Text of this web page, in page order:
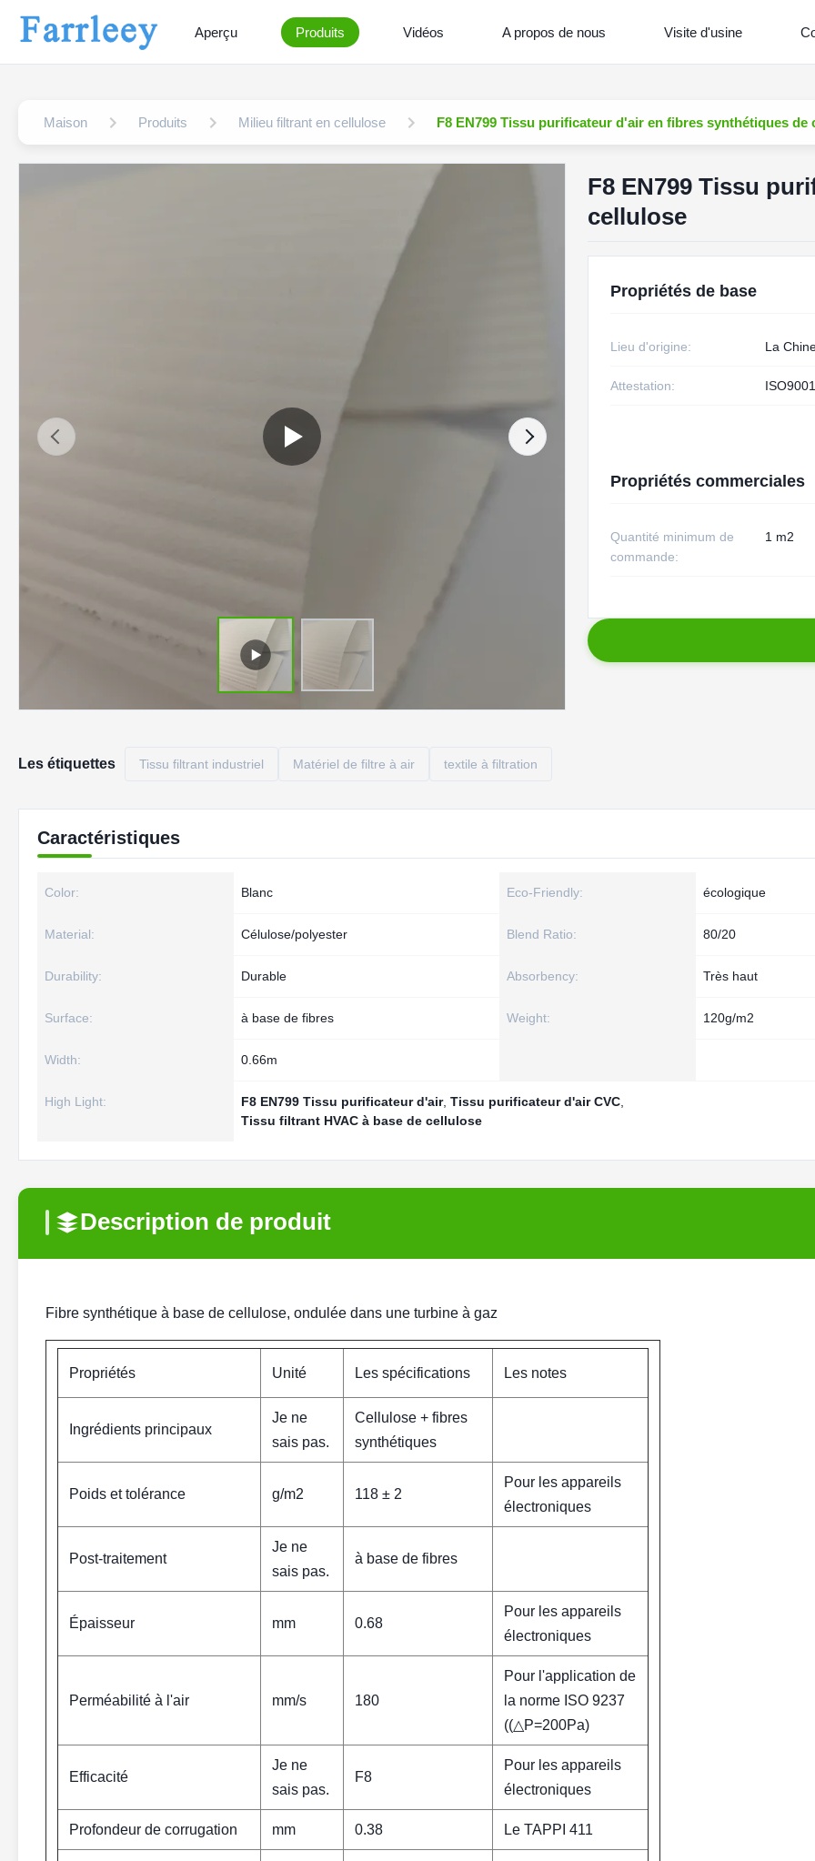
Aperçu Produits Vidéos A propos de nous Visite d'usine
Maison Produits Milieu filtrant en cellulose F8 EN799 Tissu purificateur d'air en fibres synthétiques de
F8 EN799 Tissu
cellulose
Propriétés de base
Lieu d'origine: La
Attestation:
Propriétés commerciales
Quantité minimum de
commande:
1 m2
Les étiquettes Tissu filtrant industriel Matériel de filtre à air textile à filtration
Caractéristiques
Color: Blanc Eco-Friendly: écologique
Material: Célulose/polyester Blend Ratio: 80/20
Durability: Durable Absorbency: Très haut
Surface: à base de fibres Weight: 120g/m2
Width: 0.66m
High Light: F8 EN799 Tissu purificateur d'air, Tissu purificateur d'air CVC
Tissu filtrant HVAC à base de cellulose
Description de produit
Fibre synthétique à base de cellulose, ondulée dans une turbine à gaz
Propriétés Unité Les spécifications Les notes
Ingrédients principaux
Je ne
sais pas.
Cellulose + fibres
synthétiques
Poids et tolérance g/m2 118 ± 2
Pour les appareils
électroniques
Post-traitement
Je ne
sais pas.
à base de fibres
Épaisseur mm 0.68
Pour les appareils
électroniques
Perméabilité à l'air mm/s 180
Pour l'application de
la norme ISO 9237
((△P=200Pa)
Efficacité
Je ne
sais pas.
F8
Pour les appareils
électroniques
Profondeur de corrugation mm 0.38 Le TAPPI 411